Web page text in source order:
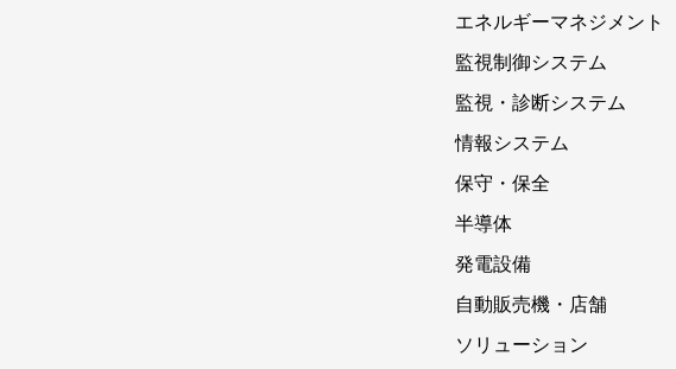
エネルギーマネジメント
監視制御システム
監視・診断システム
情報システム
保守・保全
半導体
発電設備
自動販売機・店舗
ソリューション